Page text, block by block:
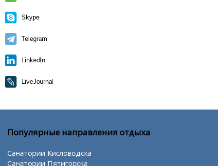
Skype
Telegram
LinkedIn
LiveJournal
Популярные направления отдыха
Санатории Кисловодска
Санатории Пятигорска